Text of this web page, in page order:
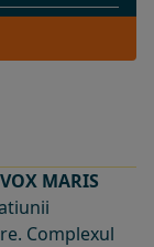
VOX MARIS
Complexul